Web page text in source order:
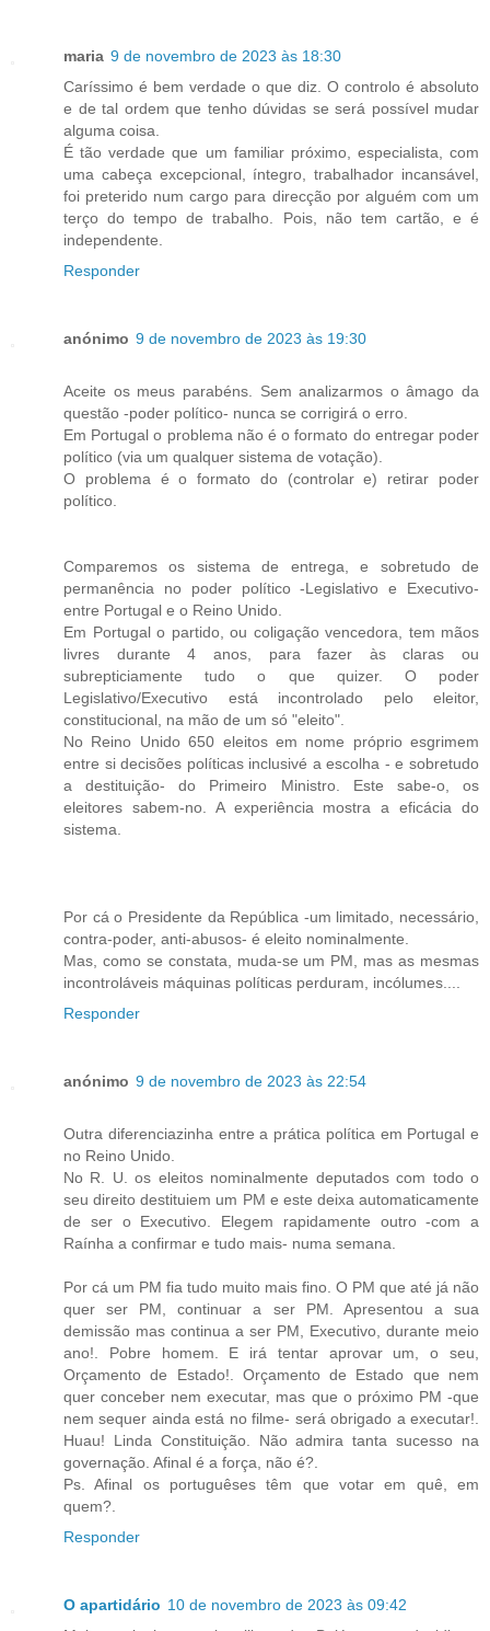
maria 9 de novembro de 2023 às 18:30
Caríssimo é bem verdade o que diz. O controlo é absoluto
e de tal ordem que tenho dúvidas se será possível mudar
alguma coisa.
É tão verdade que um familiar próximo, especialista, com
uma cabeça excepcional, íntegro, trabalhador incansável,
foi preterido num cargo para direcção por alguém com um
terço do tempo de trabalho. Pois, não tem cartão, e é
independente.
Responder
anónimo 9 de novembro de 2023 às 19:30
Aceite os meus parabéns. Sem analizarmos o âmago da
questão -poder político- nunca se corrigirá o erro.
Em Portugal o problema não é o formato do entregar poder
político (via um qualquer sistema de votação).
O problema é o formato do (controlar e) retirar poder
político.
Comparemos os sistema de entrega, e sobretudo de
permanência no poder político -Legislativo e Executivo-
entre Portugal e o Reino Unido.
Em Portugal o partido, ou coligação vencedora, tem mãos
livres durante 4 anos, para fazer às claras ou
subrepticiamente tudo o que quizer. O poder
Legislativo/Executivo está incontrolado pelo eleitor,
constitucional, na mão de um só "eleito".
No Reino Unido 650 eleitos em nome próprio esgrimem
entre si decisões políticas inclusivé a escolha - e sobretudo
a destituição- do Primeiro Ministro. Este sabe-o, os
eleitores sabem-no. A experiência mostra a eficácia do
sistema.
Por cá o Presidente da República -um limitado, necessário,
contra-poder, anti-abusos- é eleito nominalmente.
Mas, como se constata, muda-se um PM, mas as mesmas
incontroláveis máquinas políticas perduram, incólumes....
Responder
anónimo 9 de novembro de 2023 às 22:54
Outra diferenciazinha entre a prática política em Portugal e
no Reino Unido.
No R. U. os eleitos nominalmente deputados com todo o
seu direito destituiem um PM e este deixa automaticamente
de ser o Executivo. Elegem rapidamente outro -com a
Raínha a confirmar e tudo mais- numa semana.
Por cá um PM fia tudo muito mais fino. O PM que até já não
quer ser PM, continuar a ser PM. Apresentou a sua
demissão mas continua a ser PM, Executivo, durante meio
ano!. Pobre homem. E irá tentar aprovar um, o seu,
Orçamento de Estado!. Orçamento de Estado que nem
quer conceber nem executar, mas que o próximo PM -que
nem sequer ainda está no filme- será obrigado a executar!.
Huau! Linda Constituição. Não admira tanta sucesso na
governação. Afinal é a força, não é?.
Ps. Afinal os portuguêses têm que votar em quê, em
quem?.
Responder
O apartidário 10 de novembro de 2023 às 09:42